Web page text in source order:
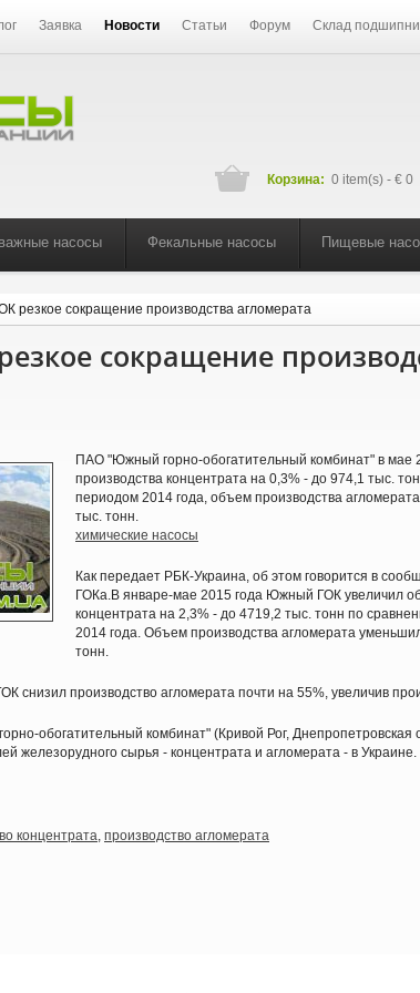
Заявка Новости Статьи Форум Склад
Корзина: 0 item(s) - € 0
насосы Фекальные насосы Пищевые
резкое сокращение производства агломерата
сокращение
ПАО "Южный горно-обогатительный комбинат" в мае
производства концентрата на 0,3% - до 974,1 тыс.
периодом 2014 года, объем производства
тыс. тонн.
химические насосы
Как передает РБК-Украина, об этом говорится в
ГОКа.В январе-мае 2015 года Южный ГОК увеличил
концентрата на 2,3% - до 4719,2 тыс. тонн по
2014 года. Объем производства агломерата
тонн.
снизил производство агломерата почти на 55%, увеличив
обогатительный комбинат" (Кривой Рог, Днепропетровская
железорудного сырья - концентрата и агломерата - в Украине.
концентрата, производство агломерата